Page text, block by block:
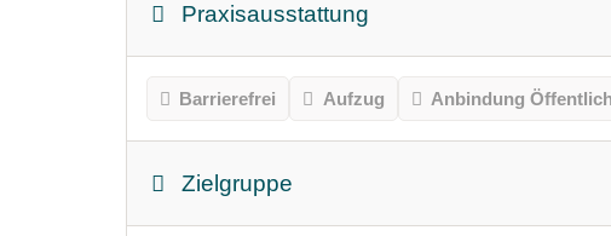
Praxisausstattung
Barrierefrei Aufzug Anbindung
Zielgruppe